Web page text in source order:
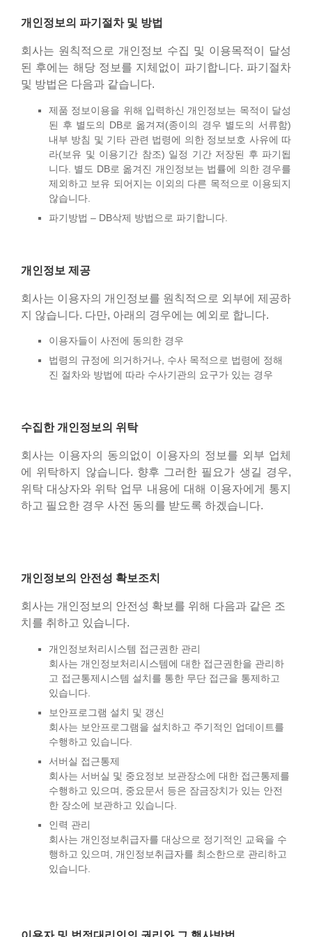
개인정보의 파기절차 및 방법
회사는 원칙적으로 개인정보 수집 및 이용목적이 달성
된 후에는 해당 정보를 지체없이 파기합니다. 파기절차
및 방법은 다음과 같습니다.
제품 정보이용을 위해 입력하신 개인정보는 목적이 달성
된 후 별도의 DB로 옮겨져(종이의 경우 별도의 서류함)
내부 방침 및 기타 관련 법령에 의한 정보보호 사유에 따
라(보유 및 이용기간 참조) 일정 기간 저장된 후 파기됩
니다. 별도 DB로 옮겨진 개인정보는 법률에 의한 경우를
제외하고 보유 되어지는 이외의 다른 목적으로 이용되지
않습니다.
파기방법 – DB삭제 방법으로 파기합니다.
개인정보 제공
회사는 이용자의 개인정보를 원칙적으로 외부에 제공하
지 않습니다. 다만, 아래의 경우에는 예외로 합니다.
이용자들이 사전에 동의한 경우
법령의 규정에 의거하거나, 수사 목적으로 법령에 정해
진 절차와 방법에 따라 수사기관의 요구가 있는 경우
수집한 개인정보의 위탁
회사는 이용자의 동의없이 이용자의 정보를 외부 업체
에 위탁하지 않습니다. 향후 그러한 필요가 생길 경우,
위탁 대상자와 위탁 업무 내용에 대해 이용자에게 통지
하고 필요한 경우 사전 동의를 받도록 하겠습니다.
개인정보의 안전성 확보조치
회사는 개인정보의 안전성 확보를 위해 다음과 같은 조
치를 취하고 있습니다.
개인정보처리시스템 접근권한 관리
회사는 개인정보처리시스템에 대한 접근권한을 관리하
고 접근통제시스템 설치를 통한 무단 접근을 통제하고
있습니다.
보안프로그램 설치 및 갱신
회사는 보안프로그램을 설치하고 주기적인 업데이트를
수행하고 있습니다.
서버실 접근통제
회사는 서버실 및 중요정보 보관장소에 대한 접근통제를
수행하고 있으며, 중요문서 등은 잠금장치가 있는 안전
한 장소에 보관하고 있습니다.
인력 관리
회사는 개인정보취급자를 대상으로 정기적인 교육을 수
행하고 있으며, 개인정보취급자를 최소한으로 관리하고
있습니다.